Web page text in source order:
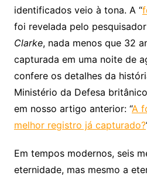
identificados veio à tona. A “
foi revelada pelo
Clarke, nada menos que 32
capturada em uma noite de
confere os detalhes da
Ministério da Defesa
em nosso artigo anterior: “A
melhor registro já capturado?
Em tempos modernos, seis
eternidade, mas mesmo a